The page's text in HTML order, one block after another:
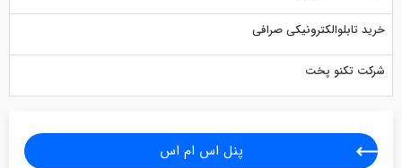
خرید تابلوالکترونیکی صرافی
شرکت تکنو پخت
پنل اس ام اس